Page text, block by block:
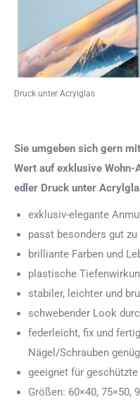
Druck unter Acrylglas
Sie umgeben sich gern
Wert auf exklusive Wohn-
edler Druck unter
exklusiv-elegante
passt besonders gut
brilliante Farben und
plastische
stabiler, leichter und
schwebender Look
federleicht, fix und
Nägel/Schrauben
geeignet für
Größen: 60×40, 75×50,